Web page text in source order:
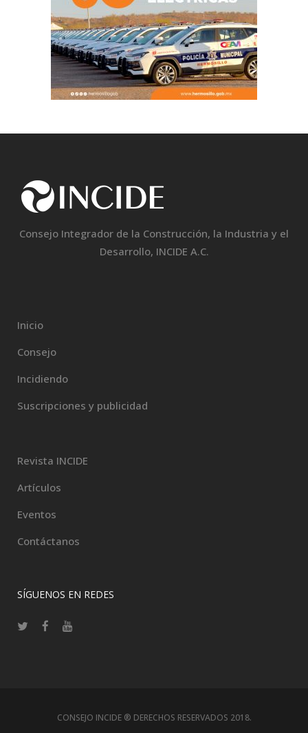
Consejo Integrador de la Construcción, la Industria y el
Desarrollo, INCIDE A.C.
Inicio
Consejo
Incidiendo
Suscripciones y publicidad
Revista INCIDE
Artículos
Eventos
Contáctanos
SÍGUENOS EN REDES
CONSEJO INCIDE ® DERECHOS RESERVADOS 2018.